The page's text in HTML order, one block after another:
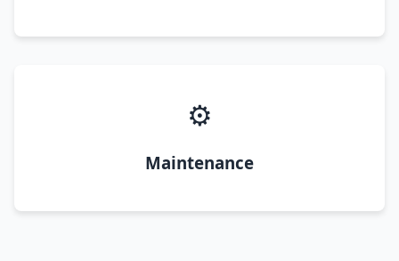
⚙️
Maintenance